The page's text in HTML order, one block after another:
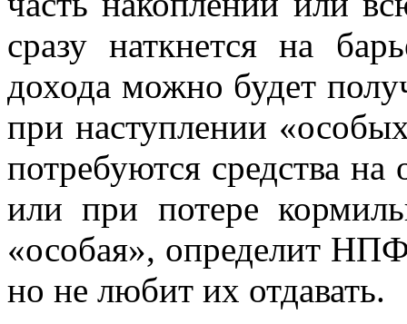
сразу наткнется на
дохода можно будет
при наступлении
потребуются средства на
или при потере
«особая», определит
но не любит их отдавать.